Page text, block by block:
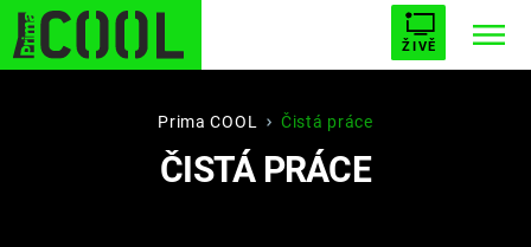
ŽIVĚ
STARHOUSE BUFFY, PŘEMOŽITELKA UPÍRŮ
PLNEJ KOTEL AVENGERS 5
Prima COOL Čistá práce
ČISTÁ PRÁCE